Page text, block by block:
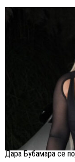
Дара Бубамара се